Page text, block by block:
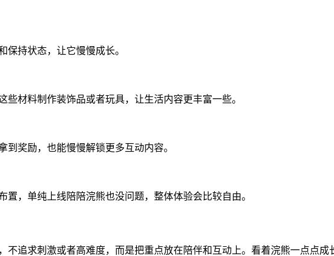
保持状态，让它慢慢成长。
材料制作装饰品或者玩具，让生活内容更丰富一些。
奖励，也能慢慢解锁更多互动内容。
，单纯上线陪陪浣熊也没问题，整体体验会比较自由。
不追求刺激或者高难度，而是把重点放在陪伴和互动上。看着浣熊一点点